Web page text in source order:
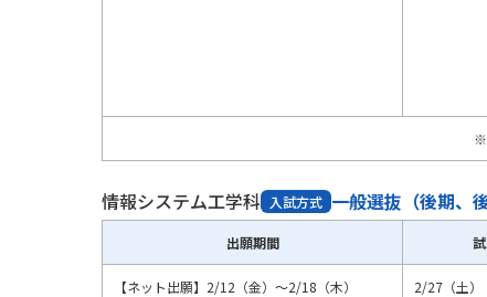
※
情報システム工学科 入試方式 一般選抜（後期、
出願期間
【ネット出願】2/12（金）～2/18（木）
2/27（土）